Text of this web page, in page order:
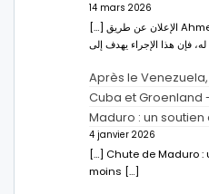
14 mars 2026
[…] الإعلان عن طريق Ahmed Abdel-Latifسفير مصر بالرباط.
Après le
Cuba et Groenland
Maduro : un
4 janvier 2026
[…] Chute de Maduro
moins […]